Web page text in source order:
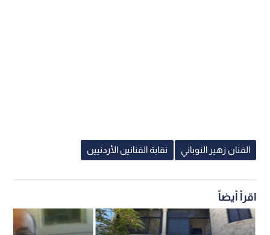
الفنان زهير النوباني نقابة الفنانين الأردنيين
اقرأ أيضاً